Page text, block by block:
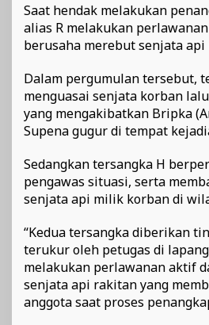
Saat hendak melakukan
alias R melakukan
berusaha merebut senjata
Dalam pergumulan tersebut,
menguasai senjata korban
yang mengakibatkan Bripka
Supena gugur di tempat
Sedangkan tersangka H
pengawas situasi, serta
senjata api milik korban di
“Kedua tersangka diberikan
terukur oleh petugas di
melakukan perlawanan aktif
senjata api rakitan yang
anggota saat proses